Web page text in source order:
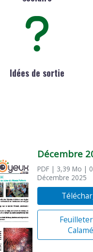
Idées de sortie
Décembre
PDF | 3,39 Mo |
Décembre 2025